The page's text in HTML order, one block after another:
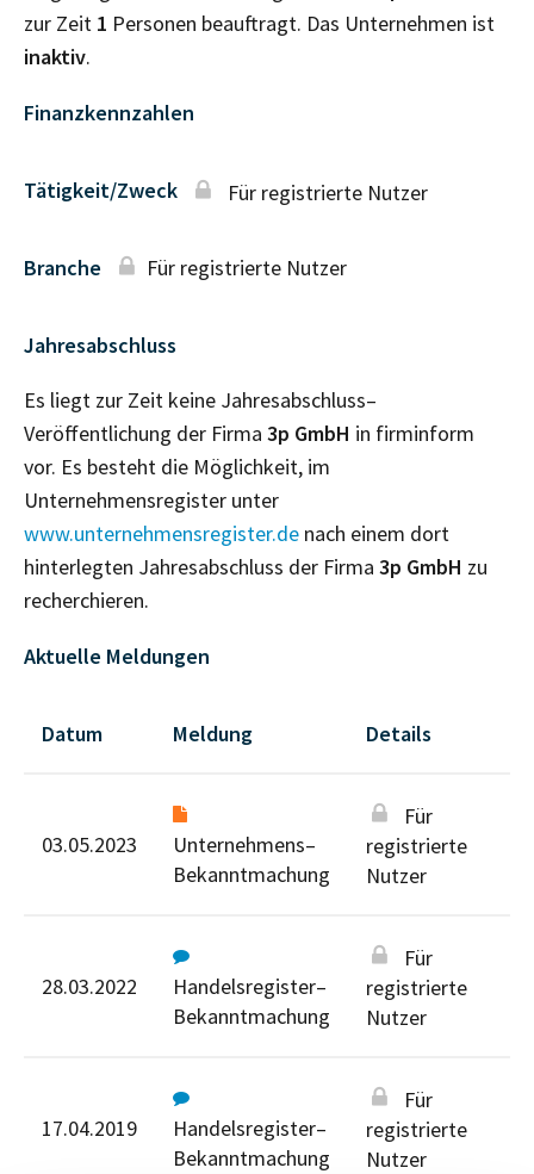
zur Zeit 1 Personen beauftragt. Das Unternehmen ist
inaktiv.
Finanzkennzahlen
Tätigkeit/Zweck Für registrierte Nutzer
Branche Für registrierte Nutzer
Jahresabschluss
Es liegt zur Zeit keine Jahresabschluss–
Veröffentlichung der Firma 3p GmbH in firminform
vor. Es besteht die Möglichkeit, im
Unternehmensregister unter
www.unternehmensregister.de nach einem dort
hinterlegten Jahresabschluss der Firma 3p GmbH zu
recherchieren.
Aktuelle Meldungen
Datum Meldung Details
03.05.2023
Unternehmens–
Bekanntmachung
Für
registrierte
Nutzer
28.03.2022
Handelsregister–
Bekanntmachung
Für
registrierte
Nutzer
17.04.2019
Handelsregister–
Bekanntmachung
Für
registrierte
Nutzer